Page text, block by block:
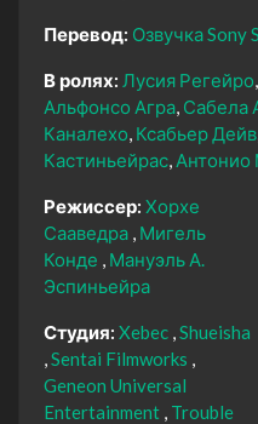
Перевод: Озвучка Sony
В ролях: Лусия Регейро
Альфонсо Агра Сабела
Каналехо Ксабьер Дейв
Кастиньейрас Антонио
Режиссер: Хорхе
Сааведра Мигель
Конде
Мануэль А.
Эспиньейра
Студия: Xebec Shueisha
Sentai Filmworks
Geneon Universal
Entertainment Trouble